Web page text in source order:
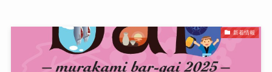
新着情報